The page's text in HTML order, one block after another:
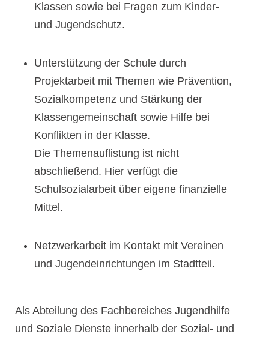
Klassen sowie bei Fragen zum Kinder-
und Jugendschutz.
Unterstützung der Schule durch
Projektarbeit mit Themen wie Prävention,
Sozialkompetenz und Stärkung der
Klassengemeinschaft sowie Hilfe bei
Konflikten in der Klasse.
Die Themenauflistung ist nicht
abschließend. Hier verfügt die
Schulsozialarbeit über eigene finanzielle
Mittel.
Netzwerkarbeit im Kontakt mit Vereinen
und Jugendeinrichtungen im Stadtteil.
Als Abteilung des Fachbereiches Jugendhilfe
und Soziale Dienste innerhalb der Sozial- und